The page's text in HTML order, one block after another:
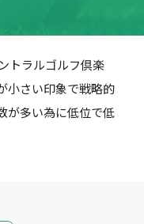
トラルゴルフ倶楽
小さい印象で戦略的
が多い為に低位で低